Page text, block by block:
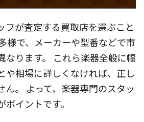
フが査定する買取店を選ぶこと
様で、メーカーや型番などで市
なります。 これら楽器全般に幅
や相場に詳しくなければ、正し
ん。 よって、楽器専門のスタッ
イントです。